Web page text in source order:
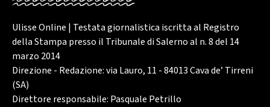
Ulisse Online | Testata giornalistica iscritta al Registro
della Stampa presso il Tribunale di Salerno al n. 8 del 14
marzo 2014
Direzione - Redazione: via Lauro, 11 - 84013 Cava de’ Tirreni
(SA)
Direttore responsabile: Pasquale Petrillo